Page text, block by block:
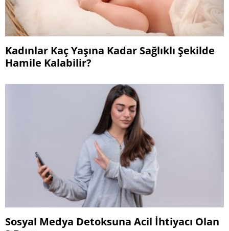
Kadınlar Kaç Yaşına Kadar Sağlıklı Şekilde
Hamile Kalabilir?
Sosyal Medya Detoksuna Acil İhtiyacı Olan